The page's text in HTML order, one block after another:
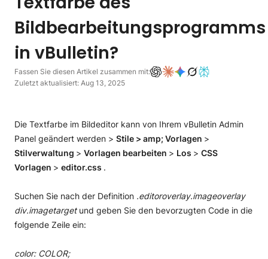
Bildbearbeitungsprogramms
in vBulletin?
Fassen Sie diesen Artikel zusammen mit:
Zuletzt aktualisiert: Aug 13, 2025
Die Textfarbe im Bildeditor kann von Ihrem vBulletin Admin
Panel geändert werden > Stile > amp; Vorlagen >
Stilverwaltung > Vorlagen bearbeiten > Los > CSS
Vorlagen > editor.css .
Suchen Sie nach der Definition .editoroverlay.imageoverlay
div.imagetargetund geben Sie den bevorzugten Code in die
folgende Zeile ein:
color: COLOR;